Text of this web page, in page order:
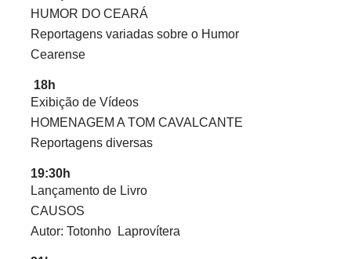
HUMOR DO CEARÁ
Reportagens variadas sobre o Humor
Cearense
18h
Exibição de Vídeos
HOMENAGEM A TOM CAVALCANTE
Reportagens diversas
19:30h
Lançamento de Livro
CAUSOS
Autor: Totonho
Laprovítera